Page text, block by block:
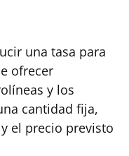
una tasa para
ofrecer
y los
cantidad fija,
el precio previsto